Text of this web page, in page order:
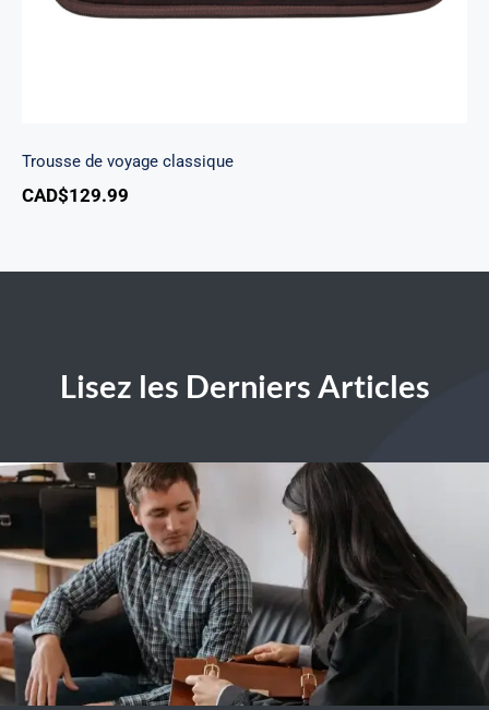
Trousse de voyage classique
CAD$129.99
Lisez les Derniers Articles